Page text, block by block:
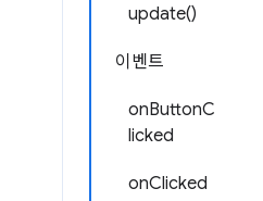
update()
이벤트
onButtonC
licked
onClicked